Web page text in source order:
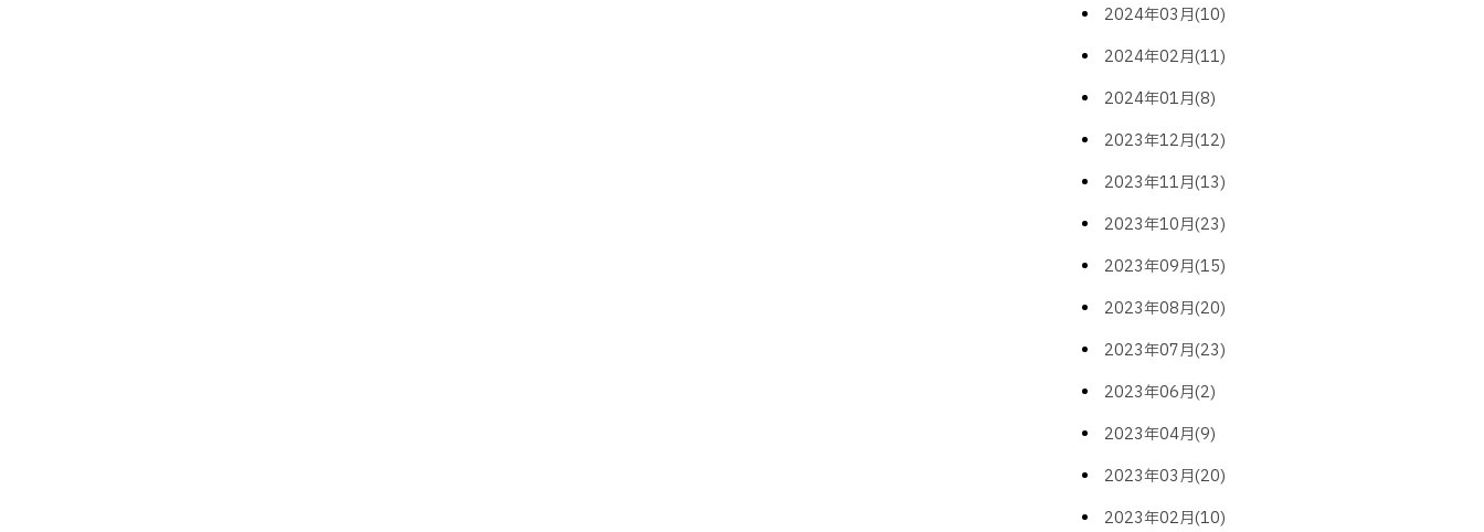
2024年03月(10)
2024年02月(11)
2024年01月(8)
2023年12月(12)
2023年11月(13)
2023年10月(23)
2023年09月(15)
2023年08月(20)
2023年07月(23)
2023年06月(2)
2023年04月(9)
2023年03月(20)
2023年02月(10)